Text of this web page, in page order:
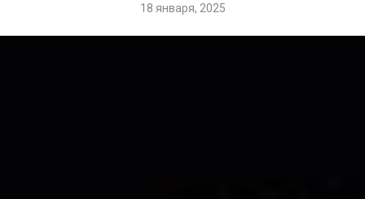
18 января, 2025